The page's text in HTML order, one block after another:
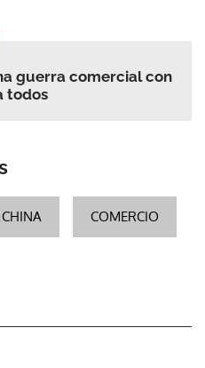
guerra comercial con
todos
CHINA COMERCIO